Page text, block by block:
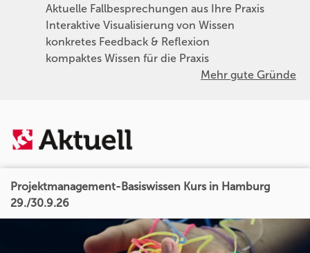
Aktuelle Fallbesprechungen aus Ihre Praxis
Interaktive Visualisierung von Wissen
konkretes Feedback & Reflexion
kompaktes Wissen für die Praxis
Mehr gute Gründe
Projektmanagement-Basiswissen Kurs in Hamburg
29./30.9.26